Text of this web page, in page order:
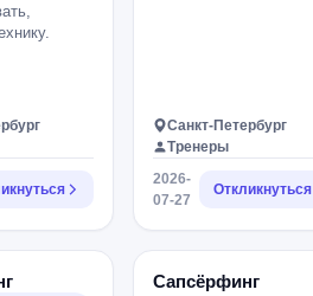
Санкт-Петербург
Тренеры
2026-
07-27
Откликнуться
Сапсёрфинг